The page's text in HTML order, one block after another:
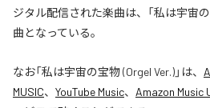
ジタル配信された楽曲は、「私は宇宙の
曲となっている。
なお「私は宇宙の宝物 (Orgel Ver.)」は、
MUSIC、 YouTube Music、 Amazon Music